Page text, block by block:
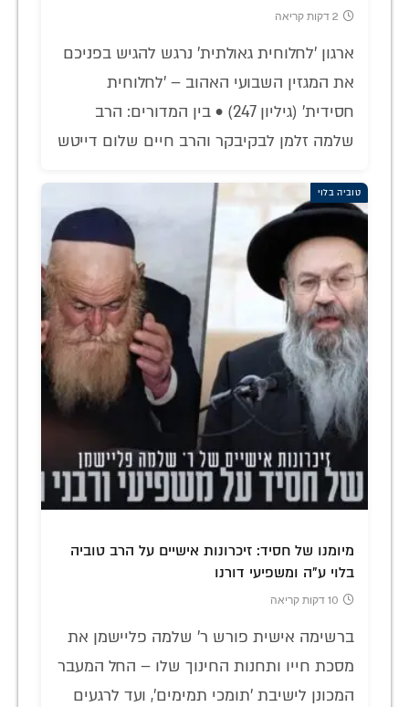
2 דקות קריאה
ארגון 'לחלוחית גאולתית' נרגש להגיש בפניכם
את המגזין השבועי האהוב – 'לחלוחית
חסידית' (גיליון 247) • בין המדורים: הרב
שלמה זלמן לבקיבקר והרב חיים שלום דייטש
טוביה בלוי
מיומנו של חסיד: זיכרונות אישיים על הרב טוביה
בלוי ע"ה ומשפיעי דורנו
10 דקות קריאה
ברשימה אישית פורש ר' שלמה פליישמן את
מסכת חייו ותחנות החינוך שלו – החל המעבר
המכונן לישיבת 'תומכי תמימים', ועד לרגעים